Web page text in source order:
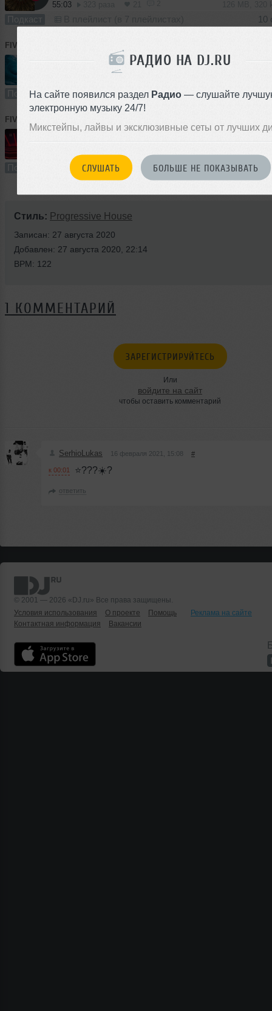
РАДИО НА DJ.RU
На сайте появился раздел Радио — слушайте
электронную музыку 24/7!
Микстейпы, лайвы и эксклюзивные сеты от лучших
СЛУШАТЬ БОЛЬШЕ НЕ ПОКАЗЫВАТЬ
55:03
Подкаст 10
FIVE
Подкаст В плейлист (в 3 плейлистах)
FIVE
235 раз 129 MB, 320
Подкаст В плейлист
Стиль: Progressive House
Записан: 27 августа 2020
Добавлен: 27 августа 2020, 22:14
BPM: 122
1 КОММЕНТАРИЙ
ЗАРЕГИСТРИРУЙТЕСЬ
Или
войдите на сайт
чтобы оставить комментарий
SerhioLukas 16 февраля 2021, 15:08 #
к 00:01 ⭐???☀️?
ответить
© 2001 — 2026 «DJ.ru» Все права защищены.
Условия использования
О проекте Помощь
Реклама на сайте
Контактная информация
Вакансии